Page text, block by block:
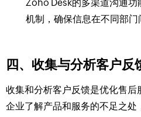
Zoho Desk的多渠道沟通
机制，确保信息在不同部门
四、收集与分析客户反
收集和分析客户反馈是优化售
企业了解产品和服务的不足之处